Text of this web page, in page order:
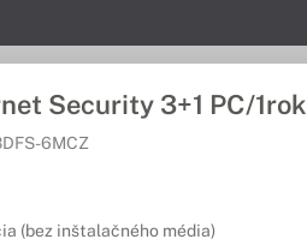
Security 3+1 PC/1rok
6MCZ
(bez inštalačného média)